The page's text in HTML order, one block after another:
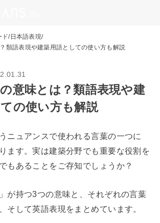
ド 日本語表現
類語表現や建築用語としての使い方も解説
の意味とは？類語表現や建
の使い方も解説
ニュアンスで使われる言葉の一つに
ます。実は建築分野でも重要な役割を
もあることをご存知でしょうか？
が持つ3つの意味と、それぞれの言葉
そして英語表現をまとめています。